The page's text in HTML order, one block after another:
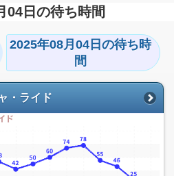
04日の待ち時間
2025年08月04日の待ち時
間
・ライド